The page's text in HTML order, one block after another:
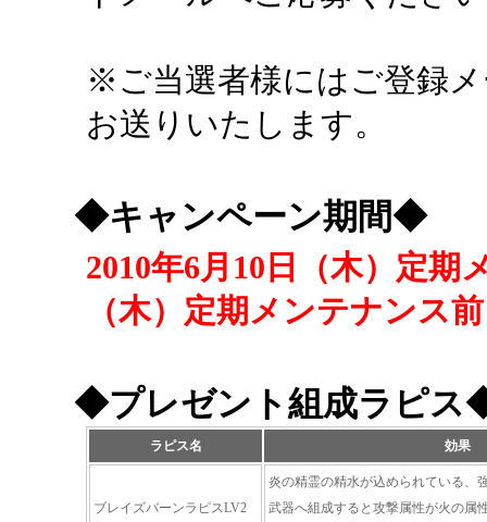
※ご当選者様にはご登録
お送りいたします。
◆キャンペーン期間◆
2010年6月10日（木）定期
（木）定期メンテナンス前
◆プレゼント組成ラピス
ラピス名 効果
ブレイズバーンラピスLV2
炎の精霊の精水が込められている、
武器へ組成すると攻撃属性が火の属